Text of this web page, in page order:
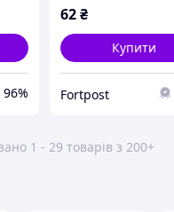
96%
62₴
Купити
Fortpost
1 - 29 товарів з 200+